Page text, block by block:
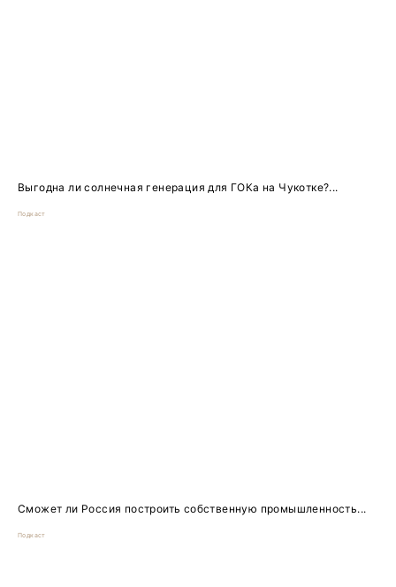
Выгодна ли солнечная генерация для ГОКа на Чукотке?...
Подкаст
Сможет ли Россия построить собственную промышленность...
Подкаст